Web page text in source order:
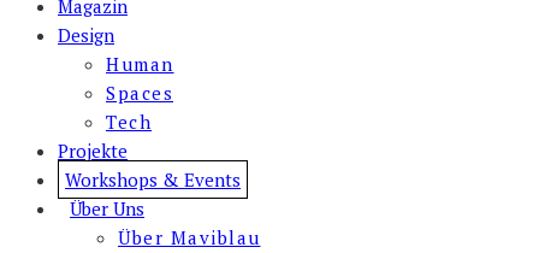
Magazin
Design
Human
Spaces
Tech
Projekte
Workshops & Events
Über Uns
Über Maviblau